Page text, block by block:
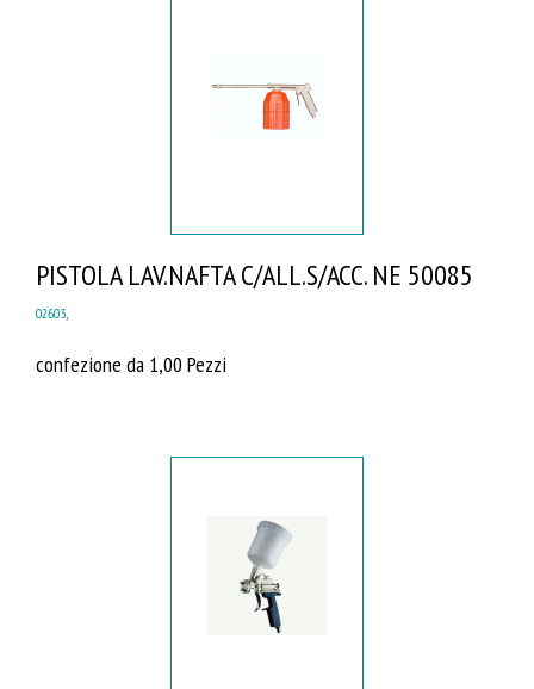
PISTOLA LAV.NAFTA C/ALL.S/ACC. NE 50085
02603,
confezione da 1,00 Pezzi